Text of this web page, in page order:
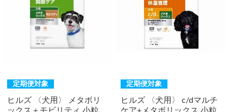
定期便対象
ヒルズ 〈犬用〉 メタボリ
ックス＋モビリティ 小粒
定期便対象
ヒルズ 〈犬用〉 c/dマルチ
ケア+メタボリックス 小粒